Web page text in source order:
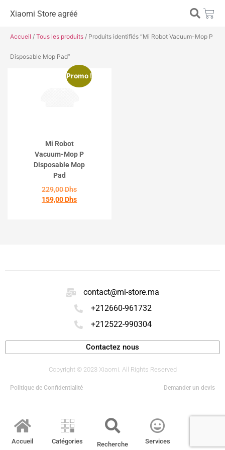
Xiaomi Store agréé
Accueil / Tous les produits / Produits identifiés “Mi Robot Vacuum-Mop P
Disposable Mop Pad”
Promo !
Mi Robot
Vacuum-Mop P
Disposable Mop
Pad
229,00Dhs
159,00Dhs
contact@mi-store.ma
+212660-961732
+212522-990304
Contactez nous
Copyright © 2023 Xiaomi. All Rights Reserved
Politique de Confidentialité Demander un devis
Accueil Catégories Recherche Services